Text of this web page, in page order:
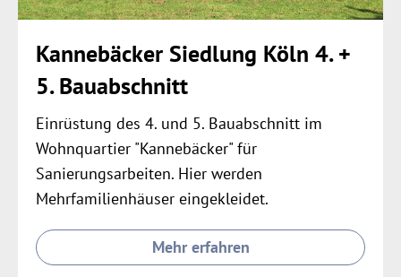
Kannebäcker Siedlung Köln 4. +
5. Bauabschnitt
Einrüstung des 4. und 5. Bauabschnitt im
Wohnquartier "Kannebäcker" für
Sanierungsarbeiten. Hier werden
Mehrfamilienhäuser eingekleidet.
Mehr erfahren